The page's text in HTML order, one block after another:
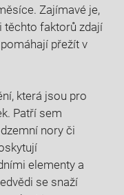
Zajímavé⁢ je,
‌těchto faktorů zdají
přežít v
která jsou pro
Patří sem
nory či
elementy a
se snaží